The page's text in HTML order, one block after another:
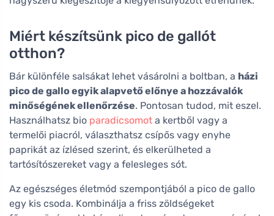
Miért készítsünk pico de gallót
otthon?
Bár különféle salsákat lehet vásárolni a boltban, a házi
pico de gallo egyik alapvető előnye a hozzávalók
minőségének ellenőrzése. Pontosan tudod, mit eszel.
Használhatsz bio paradicsomot a kertből vagy a
termelői piacról, választhatsz csípős vagy enyhe
paprikát az ízlésed szerint, és elkerülheted a
tartósítószereket vagy a felesleges sót.
Az egészséges életmód szempontjából a pico de gallo
egy kis csoda. Kombinálja a friss zöldségeket